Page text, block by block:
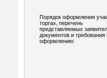
Порядок оформления
торгах, перечень
представляемых
документов и требования
оформлению: